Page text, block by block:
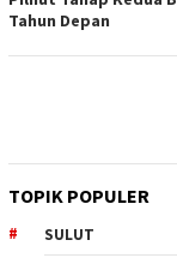
Tahun Depan
TOPIK POPULER
SULUT